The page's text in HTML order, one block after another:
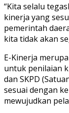
“Kita selalu
kinerja yang
pemerintah
kita tidak akan
E-Kinerja
untuk penilaian
dan SKPD
sesuai dengan
mewujudkan